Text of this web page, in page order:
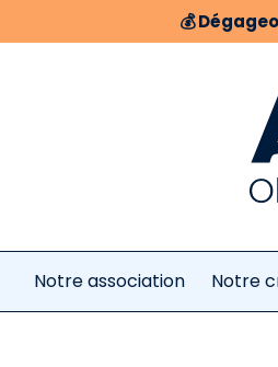
💰
Notre association Notre